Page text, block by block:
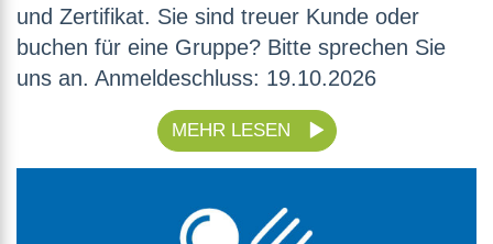
und Zertifikat. Sie sind treuer Kunde oder
buchen für eine Gruppe? Bitte sprechen Sie
uns an. Anmeldeschluss: 19.10.2026
MEHR LESEN